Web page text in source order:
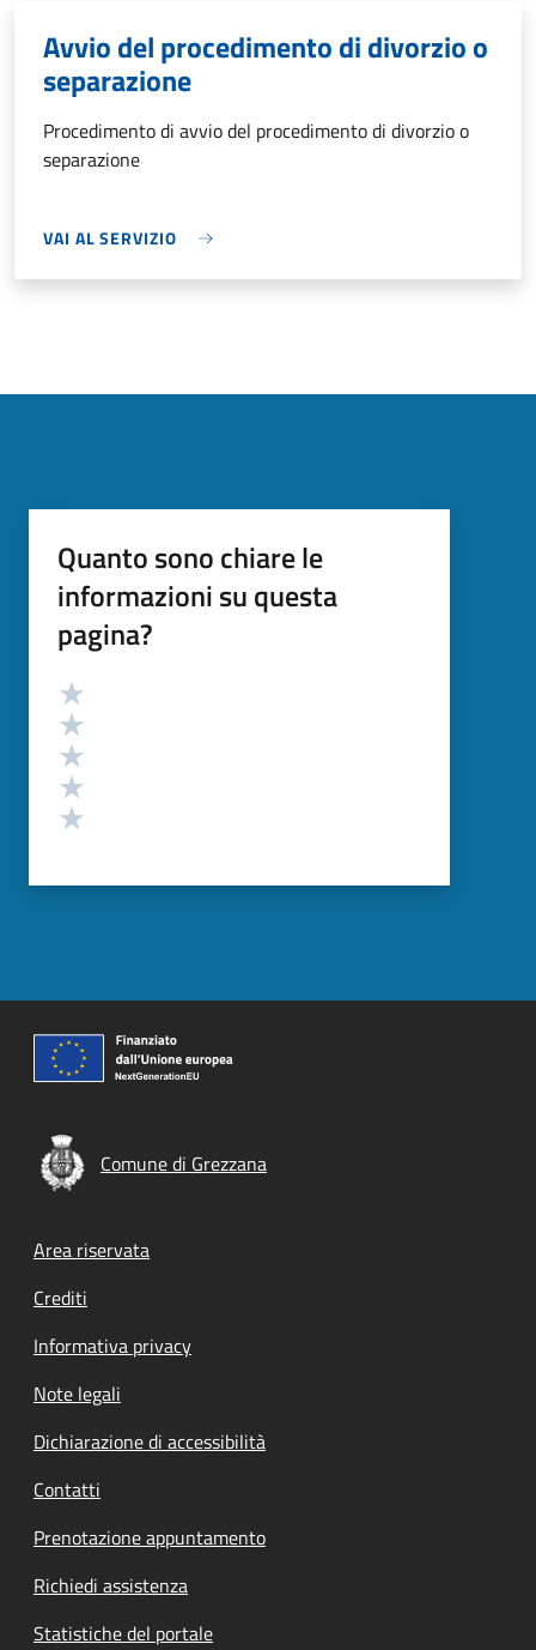
Avvio del procedimento di divorzio o
separazione
Procedimento di avvio del procedimento di divorzio o
separazione
VAI AL SERVIZIO
Quanto sono chiare le
informazioni su questa
pagina?
Valutazione
Comune di Grezzana
Footer menu
Area riservata
Crediti
Informativa privacy
Note legali
Dichiarazione di accessibilità
Contatti
Prenotazione appuntamento
Richiedi assistenza
Statistiche del portale